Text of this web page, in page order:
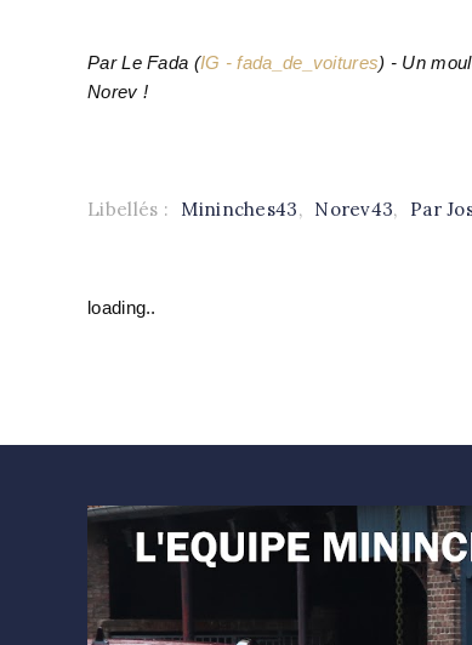
Par Le Fada (IG - fada_de_voitures) - Un
Norev !
Libellés : Mininches43, Norev43, Par
loading..